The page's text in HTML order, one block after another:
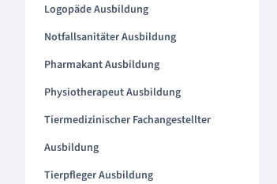
Logopäde Ausbildung
Notfallsanitäter Ausbildung
Pharmakant Ausbildung
Physiotherapeut Ausbildung
Tiermedizinischer Fachangestellter
Ausbildung
Tierpfleger Ausbildung